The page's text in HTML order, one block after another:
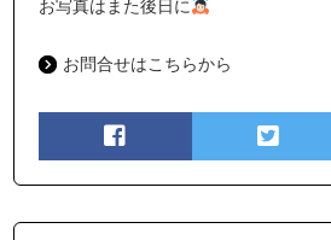
お写真はまた後日に
お問合せはこちらから